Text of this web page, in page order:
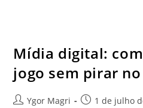
Mídia digital:
jogo sem pirar
Ygor Magri 1 de julho